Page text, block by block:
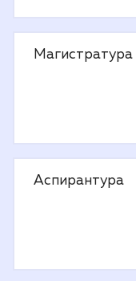
Магистратура
Аспирантура